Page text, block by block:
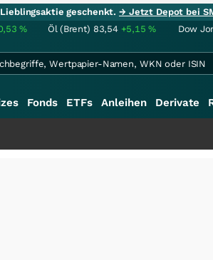
Lieblingsaktie geschenkt.→ Jetzt Depot bei
% Öl (Brent) 83,54 +5,15% Dow
Fonds ETFs Anleihen Derivate